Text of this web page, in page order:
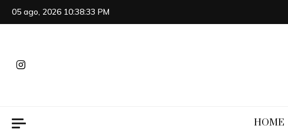
Skip
to
05 ago, 2026 10:38:34 PM
HOME